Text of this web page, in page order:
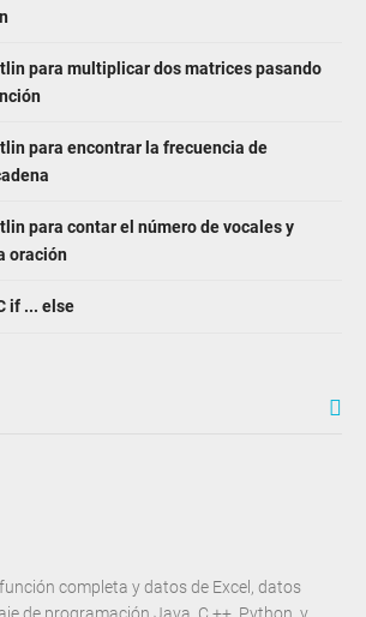
para multiplicar dos matrices pasando
para encontrar la frecuencia de
para contar el número de vocales y
oración
if ... else
completa y datos de Excel, datos
de programación Java, C ++, Python, y